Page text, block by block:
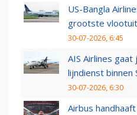
US-Bangla
grootste
30-07-2026, 6:45
AIS Airlines
lijndienst binnen
30-07-2026, 6:30
Airbus